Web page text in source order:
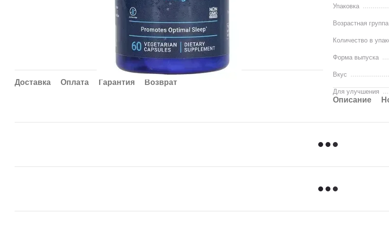
Доставка Оплата Гарантия Возврат
Упаковка
Возрастная группа
Количество в
Форма выпуска
Вкус
Для улучшения
Описание